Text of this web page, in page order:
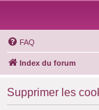
FAQ
Index du forum
Supprimer les